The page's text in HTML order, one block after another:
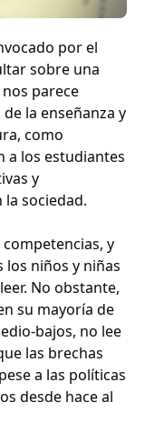
por el
sobre una
parece
la enseñanza y
como
a los estudiantes
y
sociedad.
y
niños y niñas
No obstante,
su mayoría de
bajos, no lee
las brechas
a las políticas
desde hace al